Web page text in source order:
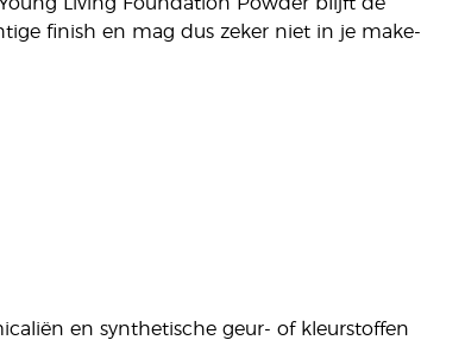
finish en mag dus zeker niet in je make-
en synthetische geur- of kleurstoffen